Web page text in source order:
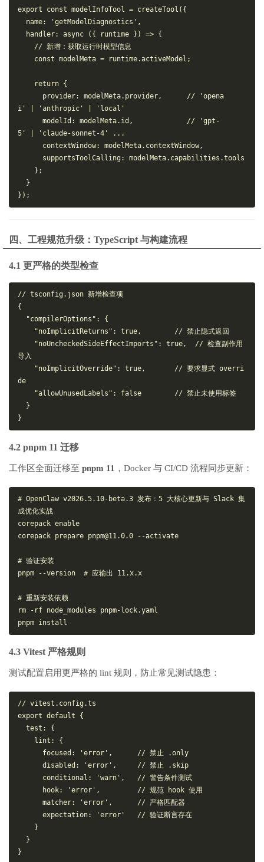
export const modelInfoTool = createTool ({
name: 'getModelDiagnostics' ,
handler: async ({ runtime }) => {
// 新增：获取运行时模型信息
const modelMeta = runtime.activeModel ;
return {
provider: modelMeta. provider, // 'opena
i' | 'anthropic' | 'local'
modelId : modelMeta. id , // 'gpt-
5' | 'claude-sonnet-4' ...
contextWindow: modelMeta. contextWindow,
supportsToolCalling : modelMeta. capabilities .tools
};
}
});
四、工程规范升级：TypeScript 与构建流程
4.1 更严格的类型检查
// tsconfig.json 新增检查项
{
"compilerOptions" :
{
"noImplicitReturns" : true,
// 禁止隐式返回
"noUncheckedSideEffectImports" : true,
// 检查副作用
导入
"noImplicitOverride" : true,
// 要求显式 overri
de
"allowUnusedLabels" : false
// 禁止未使用标签
}
}
4.2 pnpm 11 迁移
工作区全面迁移至 pnpm 11 ，Docker 与 CI/CD 流程同步更新：
# OpenClaw v2026.5.10-beta.3 发布：5 大核心更新与 Slack 集
成优化实战
corepack enable
corepack prepare pnpm@11.0.0 --activate
# 验证安装
pnpm --version # 应输出 11.x.x
# 重新安装依赖
rm -rf node_modules pnpm-lock.yaml
pnpm install
4.3 Vitest 严格规则
测试配置启用更严格的 lint 规则，防止常见测试隐患：
// vitest.config.ts
export default {
test : {
lint : {
focused : 'error' , // 禁止 .only
disabled : 'error' , // 禁止 .skip
conditional : 'warn' , // 警告条件测试
hook: 'error' , // 规范 hook 使用
matcher: 'error' , // 严格匹配器
expectation: 'error'
// 验证断言存在
}
}
}